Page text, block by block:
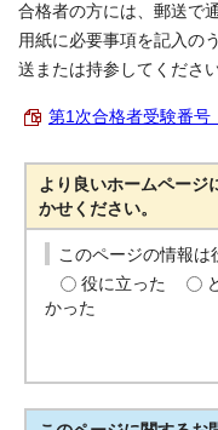
合格者の方には、郵送で
用紙に必要事項を記入の
送または持参してください
第1次合格者受験番号
より良いホームページ
かせください。
このページの情報は
役に立った
かった